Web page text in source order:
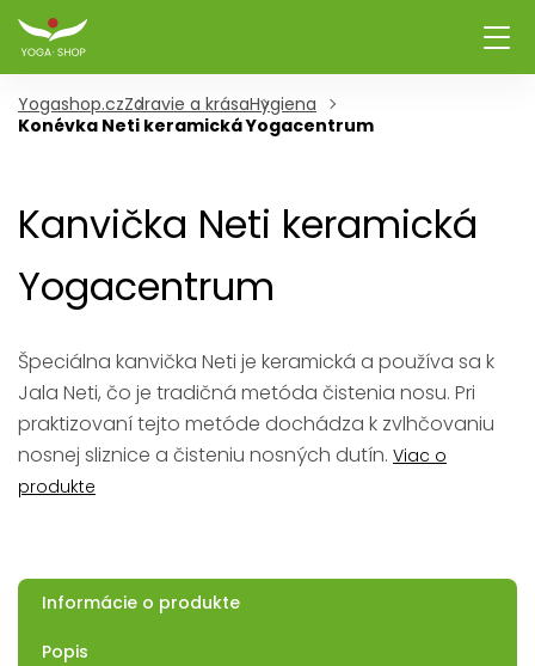
Yogashop.czZdravie a krásaHygiena
Konévka Neti keramická Yogacentrum
Kanvička Neti keramická
Yogacentrum
Špeciálna kanvička Neti je keramická a používa sa k
Jala Neti, čo je tradičná metóda čistenia nosu. Pri
praktizovaní tejto metóde dochádza k zvlhčovaniu
nosnej sliznice a čisteniu nosných dutín. Viac o
produkte
Informácie o produkte
Popis